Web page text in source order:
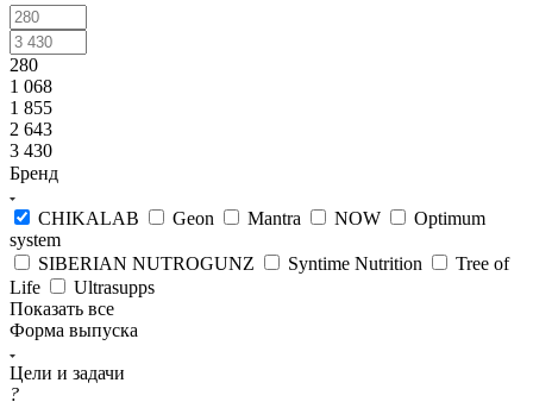
280
1 068
1 855
2 643
3 430
Бренд
CHIKALAB Geon Mantra NOW
Optimum
system
SIBERIAN NUTROGUNZ
Syntime Nutrition
Tree of
Life
Ultrasupps
Показать все
Форма выпуска
Цели и задачи
?